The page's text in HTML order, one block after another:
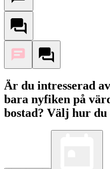
Är du intresserad
bara nyfiken på
bostad? Välj hur